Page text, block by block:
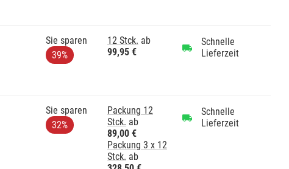
Sie sparen
39%
12 Stck. ab
99,95 €
Schnelle
Lieferzeit
Sie sparen
32%
Packung 12
Stck. ab
89,00 €
Packung 3 x 12
Stck. ab
Schnelle
Lieferzeit